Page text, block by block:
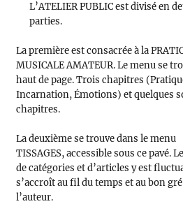
L’ATELIER PUBLIC est divisé en
parties.
La première est consacrée à la
MUSICALE AMATEUR. Le menu se
haut de page. Trois chapitres
Incarnation, Émotions) et quelques
chapitres.
La deuxième se trouve dans le menu
TISSAGES, accessible sous ce pavé.
de catégories et d’articles y est
s’accroît au fil du temps et au bon
l’auteur.